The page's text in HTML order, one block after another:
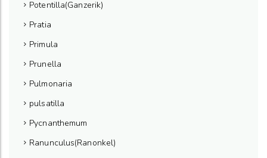
Potentilla(Ganzerik)
Pratia
Primula
Prunella
Pulmonaria
pulsatilla
Pycnanthemum
Ranunculus(Ranonkel)